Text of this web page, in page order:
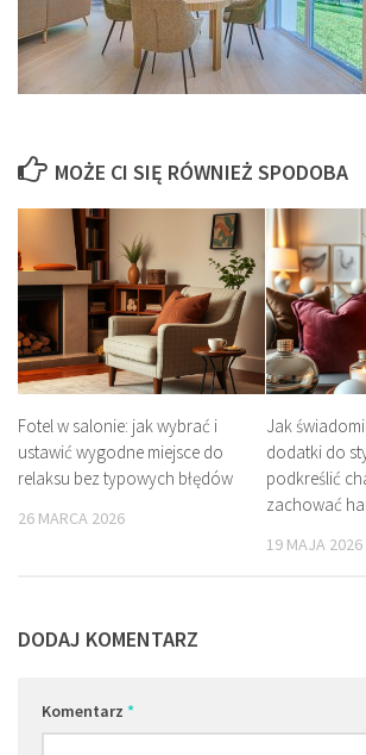
MOŻE CI SIĘ RÓWNIEŻ SPODOBA
Fotel w salonie: jak wybrać i
ustawić wygodne miejsce do
relaksu bez typowych błędów
26 MARCA 2026
Jak
dodatki do
podkreślić
zachować
19 MAJA 2026
DODAJ KOMENTARZ
Komentarz *